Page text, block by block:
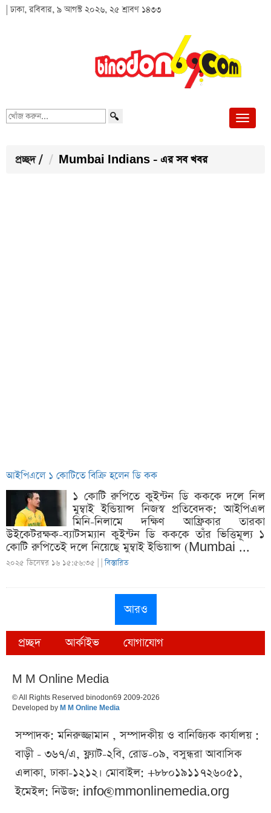
| ঢাকা, রবিবার, ৯ আগস্ট ২০২৬, ২৫ শ্রাবণ ১৪৩৩
খোঁজ
প্রচ্ছদ / Mumbai Indians - এর সব খবর
আইপিএলে ১ কোটিতে বিক্রি হলেন ডি কক
১ কোটি রুপিতে কুইন্টন ডি কককে দলে নিল
মুম্বাই ইন্ডিয়ান্স নিজস্ব প্রতিবেদক: আইপিএল
মিনি-নিলামে দক্ষিণ আফ্রিকার তারকা
উইকেটরক্ষক-ব্যাটসম্যান কুইন্টন ডি কককে তাঁর ভিত্তিমূল্য ১
কোটি রুপিতেই দলে নিয়েছে মুম্বাই ইন্ডিয়ান্স (Mumbai ...
২০২৫ ডিসেম্বর ১৬ ১৫:৫৬:৩৫ | |বিস্তারিত
আরও
প্রচ্ছদ আর্কাইভ যোগাযোগ
M M Online Media
© All Rights Reserved binodon69 2009-2026
Developed by M M Online Media
সম্পাদক: মনিরুজ্জামান , সম্পাদকীয় ও বানিজ্যিক কার্যালয় :
বাড়ী - ৩৬৭/এ, ফ্ল্যাট-২বি, রোড-০৯, বসুন্ধরা আবাসিক
এলাকা, ঢাকা-১২১২। মোবাইল: +৮৮০১৯১১৭২৬০৫১,
ইমেইল: নিউজ: info@mmonlinemedia.org